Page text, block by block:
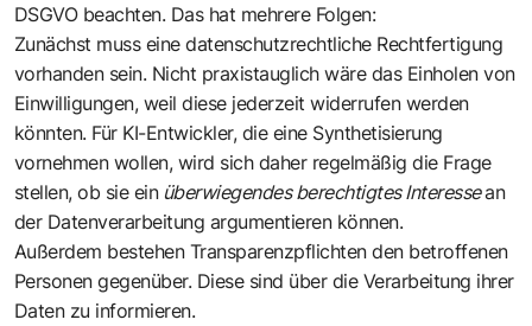
DSGVO beachten. Das hat mehrere Folgen:
Zunächst muss eine datenschutzrechtliche Rechtfertigung
vorhanden sein. Nicht praxistauglich wäre das Einholen von
Einwilligungen, weil diese jederzeit widerrufen werden
könnten. Für KI-Entwickler, die eine Synthetisierung
vornehmen wollen, wird sich daher regelmäßig die Frage
stellen, ob sie einüberwiegendes berechtigtes Interessean
der Datenverarbeitung argumentieren können.
Außerdem bestehen Transparenzpflichten den betroffenen
Personen gegenüber. Diese sind über die Verarbeitung ihrer
Daten zu informieren.